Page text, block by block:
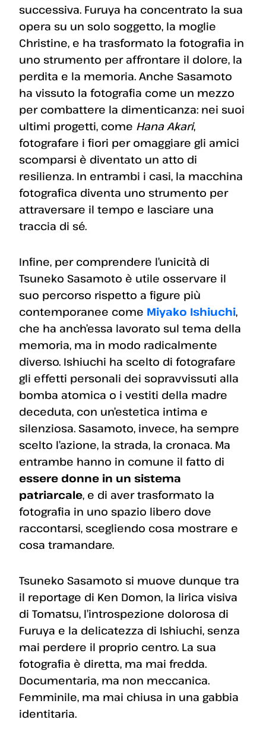
successiva. Furuya ha concentrato la sua
opera su un solo soggetto, la moglie
Christine, e ha trasformato la fotografia in
uno strumento per affrontare il dolore, la
perdita e la memoria. Anche Sasamoto
ha vissuto la fotografia come un mezzo
per combattere la dimenticanza: nei suoi
ultimi progetti, come Hana Akari,
fotografare i fiori per omaggiare gli amici
scomparsi è diventato un atto di
resilienza. In entrambi i casi, la macchina
fotografica diventa uno strumento per
attraversare il tempo e lasciare una
traccia di sé.
Infine, per comprendere l’unicità di
Tsuneko Sasamoto è utile osservare il
suo percorso rispetto a figure più
contemporanee come Miyako Ishiuchi,
che ha anch’essa lavorato sul tema della
memoria, ma in modo radicalmente
diverso. Ishiuchi ha scelto di fotografare
gli effetti personali dei sopravvissuti alla
bomba atomica o i vestiti della madre
deceduta, con un’estetica intima e
silenziosa. Sasamoto, invece, ha sempre
scelto l’azione, la strada, la cronaca. Ma
entrambe hanno in comune il fatto di
essere donne in un sistema
patriarcale, e di aver trasformato la
fotografia in uno spazio libero dove
raccontarsi, scegliendo cosa mostrare e
cosa tramandare.
Tsuneko Sasamoto si muove dunque tra
il reportage di Ken Domon, la lirica visiva
di Tomatsu, l’introspezione dolorosa di
Furuya e la delicatezza di Ishiuchi, senza
mai perdere il proprio centro. La sua
fotografia è diretta, ma mai fredda.
Documentaria, ma non meccanica.
Femminile, ma mai chiusa in una gabbia
identitaria.